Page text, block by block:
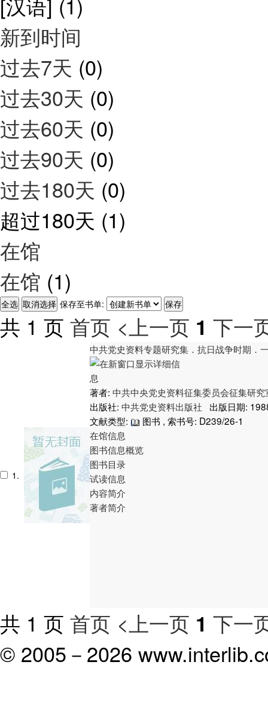
新到时间
过去7天 (0)
过去30天 (0)
过去60天 (0)
过去90天 (0)
过去180天 (0)
超过180天 (1)
在馆
在馆 (1)
保存至书单:
共 1 页 首页 <上一页 1 下一
1.
中共党史资料专题研究集．抗日战争时期．
著者: 中共中央党史资料征集委员会征集研究
出版社: 中共党史资料出版社
出版日期:
文献类型:
图书 , 索书号: D239/26-1
在馆信息
图书信息概览
图书目录
试读信息
内容简介
著者简介
共 1 页 首页 <上一页 1 下一
© 2005－ 2026